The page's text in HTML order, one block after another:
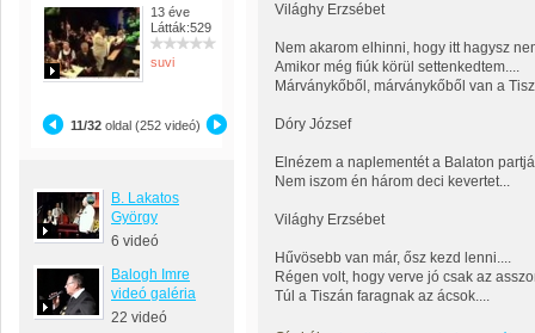
13 éve
Látták:529
suvi
11/32oldal (252 videó)
B. Lakatos
György
6 videó
Balogh Imre
videó galéria
22 videó
Világhy Erzsébet
Nem akarom elhinni, hogy itt hagysz
Amikor még fiúk körül settenkedtem....
Márványkőből, márványkőből van a
Dóry József
Elnézem a naplementét a Balaton
Nem iszom én három deci kevertet...
Világhy Erzsébet
Hűvösebb van már, ősz kezd lenni....
Régen volt, hogy verve jó csak az
Túl a Tiszán faragnak az ácsok....